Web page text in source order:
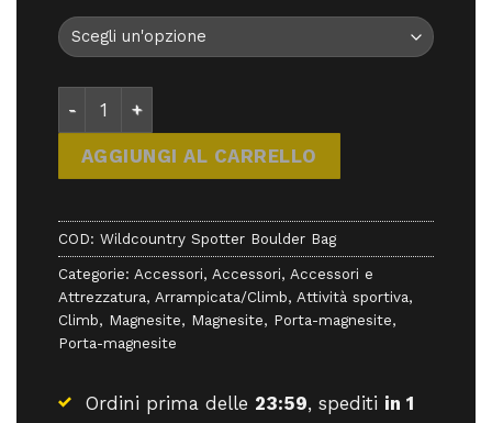
36,00 €.32,40 €.
AGGIUNGI AL CARRELLO
COD: Wildcountry Spotter Boulder Bag
Categorie: Accessori, Accessori, Accessori e
Attrezzatura, Arrampicata/Climb, Attività sportiva,
Climb, Magnesite, Magnesite, Porta-magnesite,
Porta-magnesite
Ordini prima delle 23:59, spediti in 1